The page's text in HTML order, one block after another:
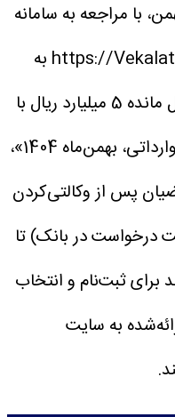
دقیقه روز دوشنبه 27 بهمن، با مراجعه به سامانه
وکالتی به نشانی اینترنتی https://Vekalati.bsi.ir​ به
شکل غیرحضوری، با رعایت حداقل مانده 5 میلیارد ریال با
انتخاب گزینه «عرضه خودروهای وارداتی، بهمن‌ماه 1404»،
پس از وکالتی‌کردن
از ثبت درخواست در بانک) تا
دارند برای ثبت‌نام و انتخاب
به سایت